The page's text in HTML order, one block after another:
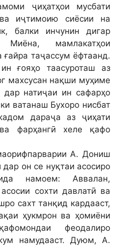
ҷиҳатҳои мусбати
иҷтимоию сиёсии на
балки инчунин дигар
мамлакатҳои
таҷассум ёфтаанд.
ғояҳо таасуроташ аз
махсусан нақши муҳиме
дар натиҷаи ин сафарҳо
ватанаш Бухоро нисбат
дараҷа аз ҷиҳати
фарҳангӣ хеле қафо
А. Дониш
он се нуқтаи асосиро
намоем: Аввалан,
сохти давлатӣ ва
сахт танқид кардааст,
ҳукмрон ва ҳомиёни
феодалиро
намудааст. Дуюм, А.